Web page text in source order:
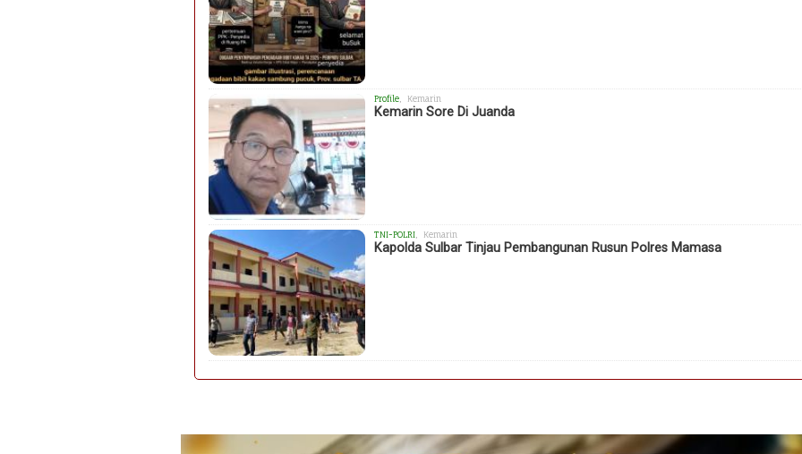
Profile, Kemarin
Kemarin Sore Di Juanda
TNI-POLRI , Kemarin
Kapolda Sulbar Tinjau Pembangunan Rusun Polres Mamasa